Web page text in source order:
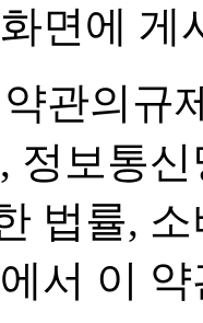
면에 게
관의규
정보통
법률,
서 이